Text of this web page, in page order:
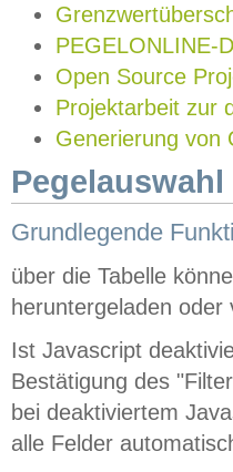
PEGELONLINE-
Open Source
Projektarbeit zur
Generierung von
Grundlegende
über die Tabelle
heruntergeladen oder
Ist Javascript
Bestätigung des
bei deaktiviertem
alle Felder